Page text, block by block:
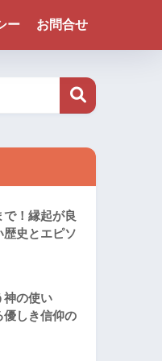
ー お問合せ
！縁起が良
歴史とエピソ
神の使い
優しき信仰の